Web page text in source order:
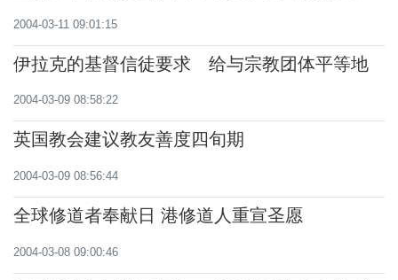
2004-03-11 09:01:15
伊拉克的基督信徒要求 给与宗教团体平等地
2004-03-09 08:58:22
英国教会建议教友善度四旬期
2004-03-09 08:56:44
全球修道者奉献日 港修道人重宣圣愿
2004-03-08 09:00:46